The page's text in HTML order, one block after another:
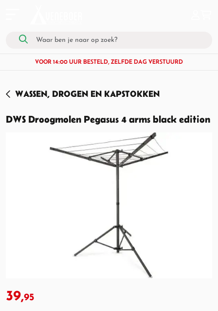
VOOR 14:00 UUR BESTELD, ZELFDE DAG VERSTUURD
WASSEN, DROGEN EN KAPSTOKKEN
DWS Droogmolen Pegasus 4 arms black edition
39,95